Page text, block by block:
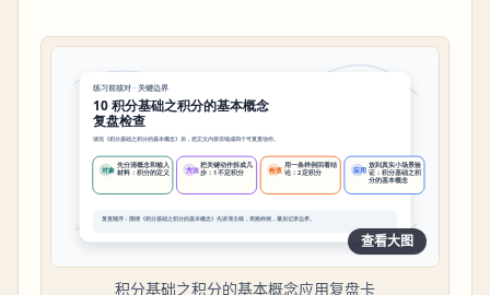
查看大图
积分基础之积分的基本概念应用复盘卡